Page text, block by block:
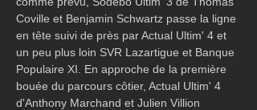
Coville et Benjamin Schwartz passe la ligne
en tête suivi de près par Actual Ultim' 4 et
un peu plus loin SVR Lazartigue et Banque
Populaire XI. En approche de la première
bouée du parcours côtier, Actual Ultim' 4
d'Anthony Marchand et Julien Villion